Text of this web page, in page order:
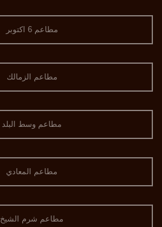
مطاعم 6 اكتوبر
مطاعم الزمالك
مطاعم وسط البلد
مطاعم المعادي
مطاعم شرم الشيخ